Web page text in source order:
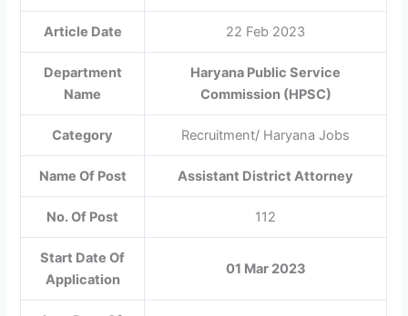
Article Date 22 Feb 2023
Department
Name
Haryana Public Service
Commission (HPSC)
Category Recruitment/ Haryana Jobs
Name Of Post Assistant District Attorney
No. Of Post 112
Start Date Of
Application
01 Mar 2023